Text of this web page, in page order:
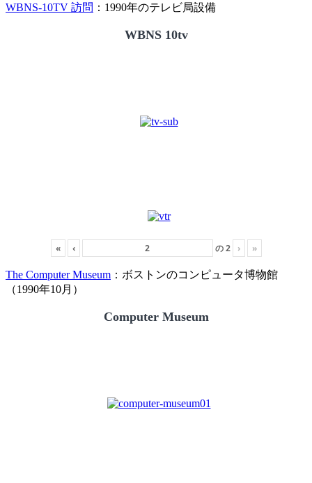
WBNS-10TV 訪問 ：1990年のテレビ局設備
WBNS 10tv
« ‹ の2 › »
The Computer Museum ：ボストンのコンピュータ博物館
（1990年10月）
Computer Museum